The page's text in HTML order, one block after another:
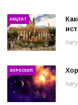
АКЦЕНТ
ХОРОСКОП